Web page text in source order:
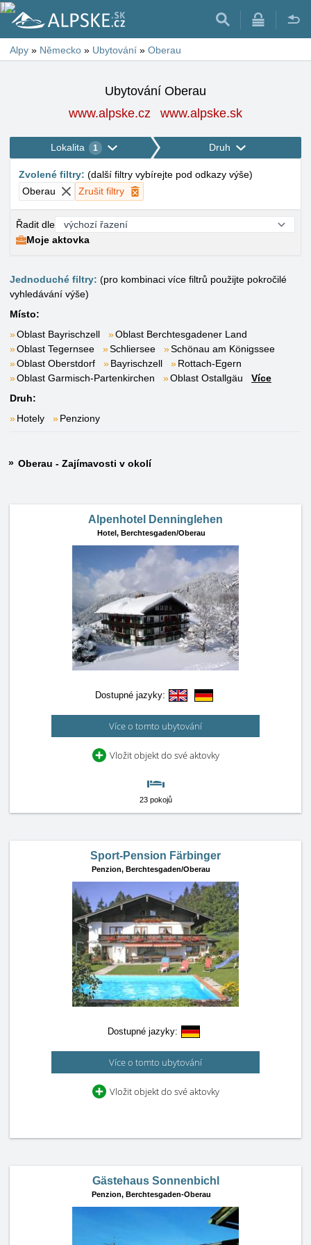
Alpy » Německo » Ubytování » Oberau
Ubytování Oberau
www.alpske.cz
www.alpske.sk
Lokalita 1 Druh
Zvolené filtry: (další filtry vybírejte pod odkazy výše)
Oberau
Zrušit filtry
Řadit dle
Moje aktovka
Jednoduché filtry: (pro kombinaci více filtrů použijte pokročilé
vyhledávání výše)
Místo:
Oblast Bayrischzell
Oblast Berchtesgadener Land
Oblast Tegernsee
Schliersee
Schönau am Königssee
Oblast Oberstdorf
Bayrischzell
Rottach-Egern
Oblast Garmisch-Partenkirchen
Oblast Ostallgäu
Více
Druh:
Hotely
Penziony
Oberau - Zajímavosti v okolí
Alpenhotel Denninglehen
Hotel, Berchtesgaden/Oberau
Dostupné jazyky:
Více o tomto ubytování
Vložit objekt do své aktovky
23 pokojů
Sport-Pension Färbinger
Penzion, Berchtesgaden/Oberau
Dostupné jazyky:
Více o tomto ubytování
Vložit objekt do své aktovky
Gästehaus Sonnenbichl
Penzion, Berchtesgaden-Oberau